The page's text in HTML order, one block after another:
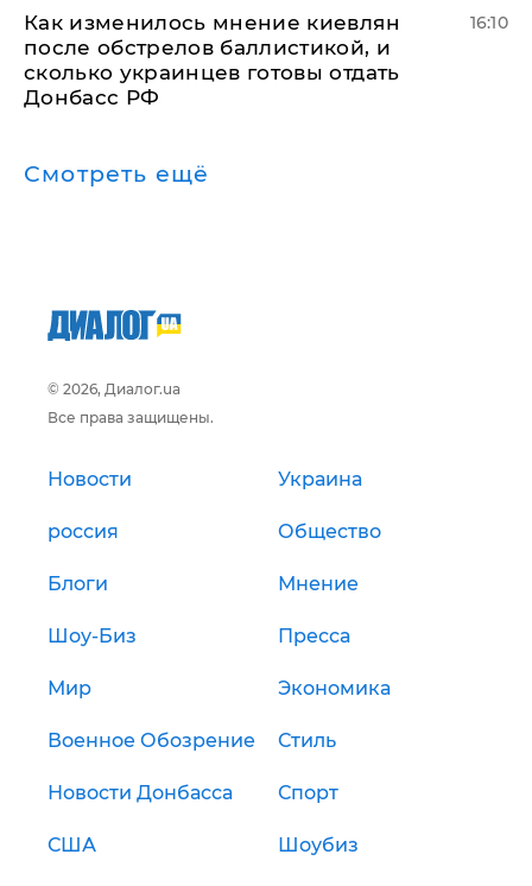
Как изменилось мнение киевлян
после обстрелов баллистикой, и
сколько украинцев готовы отдать
Донбасс РФ
16:10
Смотреть ещё
© 2026, Диалог.ua
Все права защищены.
Новости Украина
россия Общество
Блоги Мнение
Шоу-Биз Пресса
Мир Экономика
Военное Обозрение Стиль
Новости Донбасса Спорт
США Шоубиз